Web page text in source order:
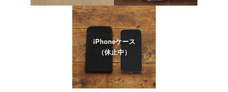
iPhoneケース
（休止中）